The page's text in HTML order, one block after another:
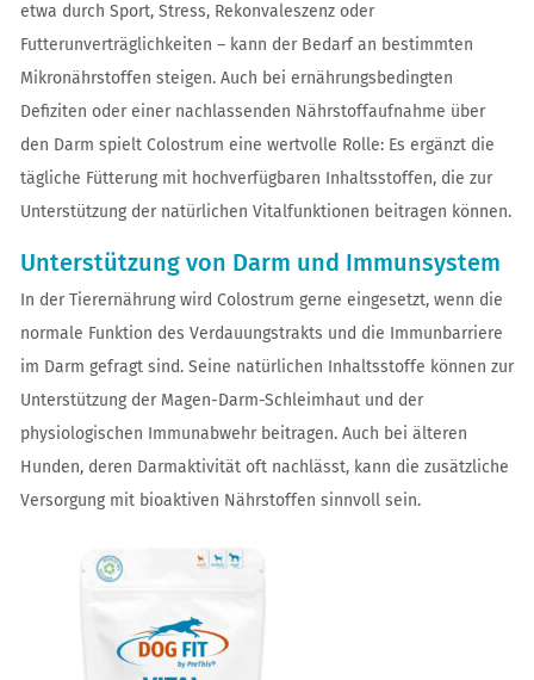
etwa durch Sport, Stress, Rekonvaleszenz oder
Futterunverträglichkeiten – kann der Bedarf an bestimmten
Mikronährstoffen steigen. Auch bei ernährungsbedingten
Defiziten oder einer nachlassenden Nährstoffaufnahme über
den Darm spielt Colostrum eine wertvolle Rolle: Es ergänzt die
tägliche Fütterung mit hochverfügbaren Inhaltsstoffen, die zur
Unterstützung der natürlichen Vitalfunktionen beitragen können.
Unterstützung von Darm und Immunsystem
In der Tierernährung wird Colostrum gerne eingesetzt, wenn die
normale Funktion des Verdauungstrakts und die Immunbarriere
im Darm gefragt sind. Seine natürlichen Inhaltsstoffe können zur
Unterstützung der Magen-Darm-Schleimhaut und der
physiologischen Immunabwehr beitragen. Auch bei älteren
Hunden, deren Darmaktivität oft nachlässt, kann die zusätzliche
Versorgung mit bioaktiven Nährstoffen sinnvoll sein.